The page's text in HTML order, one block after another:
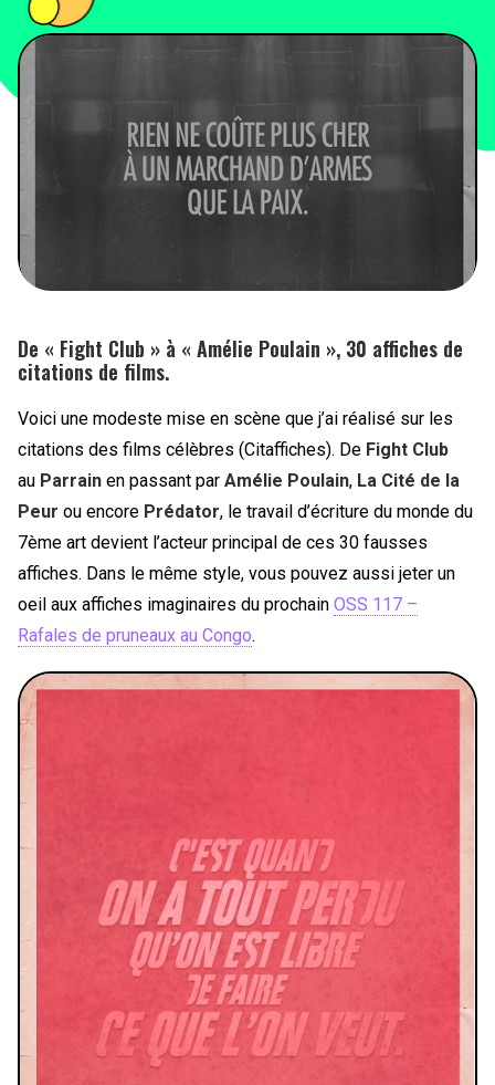
FOOD
BONS PLANS
De « Fight Club » à « Amélie Poulain », 30 affiches de
citations de films.
Voici une modeste mise en scène que j’ai réalisé sur les
citations des films célèbres (Citaffiches). De Fight Club
au Parrain en passant par Amélie Poulain, La Cité de la
Peur ou encore Prédator, le travail d’écriture du monde du
7ème art devient l’acteur principal de ces 30 fausses
affiches. Dans le même style, vous pouvez aussi jeter un
oeil aux affiches imaginaires du prochain OSS 117 –
Rafales de pruneaux au Congo.